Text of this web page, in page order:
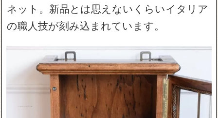
ネット。新品とは思えないくらいイタリア
の職人技が刻み込まれています。